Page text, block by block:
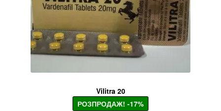
Vilitra 20
РОЗПРОДАЖ! -17%